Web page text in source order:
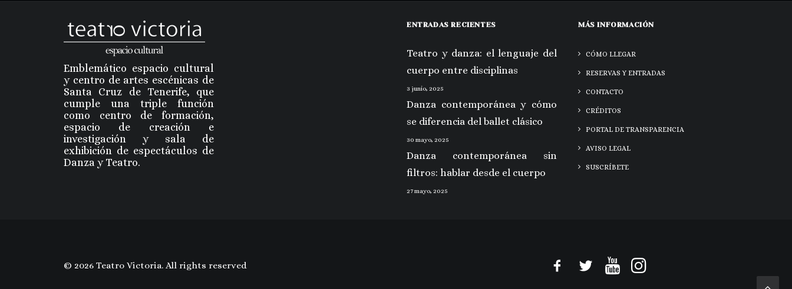
Emblemático espacio cultural
y centro de artes escénicas de
Santa Cruz de Tenerife, que
cumple una triple función
como centro de formación,
espacio de creación e
investigación y sala de
exhibición de espectáculos de
Danza y Teatro.
ENTRADAS RECIENTES
Teatro y danza: el lenguaje del
cuerpo entre disciplinas
3 junio, 2025
Danza contemporánea y cómo
se diferencia del ballet clásico
30 mayo, 2025
Danza contemporánea sin
filtros: hablar desde el cuerpo
27 mayo, 2025
MÁS INFORMACIÓN
CÓMO LLEGAR
RESERVAS Y ENTRADAS
CONTACTO
CRÉDITOS
PORTAL DE TRANSPARENCIA
AVISO LEGAL
SUSCRÍBETE
© 2026 Teatro Victoria. All rights reserved